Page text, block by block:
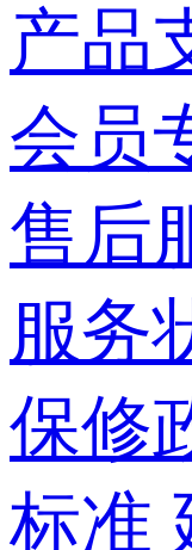
产品
会员
售后
服务
保修
标准